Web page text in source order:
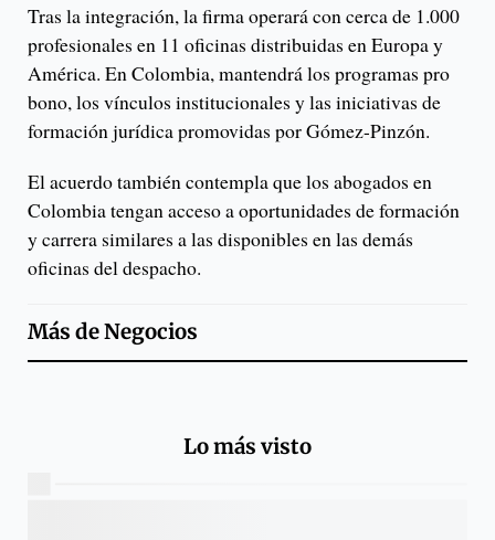
Tras la integración, la firma operará con cerca de 1.000
profesionales en 11 oficinas distribuidas en Europa y
América. En Colombia, mantendrá los programas pro
bono, los vínculos institucionales y las iniciativas de
formación jurídica promovidas por Gómez-Pinzón.
El acuerdo también contempla que los abogados en
Colombia tengan acceso a oportunidades de formación
y carrera similares a las disponibles en las demás
oficinas del despacho.
Más deNegocios
Lo más visto